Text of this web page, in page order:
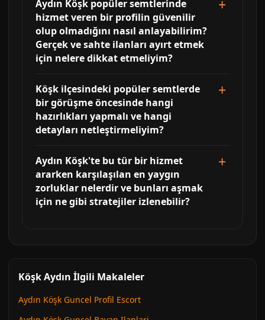
Aydın Köşk popüler semtlerinde
hizmet veren bir profilin güvenilir
olup olmadığını nasıl anlayabilirim?
Gerçek ve sahte ilanları ayırt etmek
için nelere dikkat etmeliyim?
Köşk ilçesindeki popüler semtlerde
bir görüşme öncesinde hangi
hazırlıkları yapmalı ve hangi
detayları netleştirmeliyim?
Aydın Köşk'te bu tür bir hizmet
ararken karşılaşılan en yaygın
zorluklar nelerdir ve bunları aşmak
için ne gibi stratejiler izlenebilir?
Köşk Aydın İlgili Makaleler
Aydın Köşk Guncel Profil Escort